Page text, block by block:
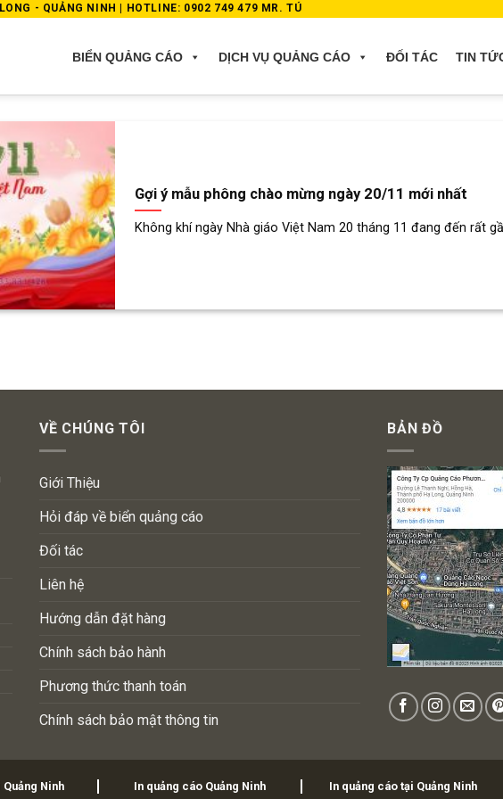
- QUẢNG NINH | HOTLINE: 0902 749 479 MR. TÚ
BIỂN QUẢNG CÁO DỊCH VỤ QUẢNG CÁO ĐỐI TÁC TIN
Gợi ý mẫu phông chào mừng ngày 20/11 mới nhất
Không khí ngày Nhà giáo Việt Nam 20 tháng 11 đang đến rất
VỀ CHÚNG TÔI
Giới Thiệu
Hỏi đáp về biển quảng cáo
Đối tác
Liên hệ
Hướng dẫn đặt hàng
Chính sách bảo hành
Phương thức thanh toán
Chính sách bảo mật thông tin
BẢN ĐỒ
Ninh In quảng cáo Quảng Ninh In quảng cáo tại Quảng Ninh